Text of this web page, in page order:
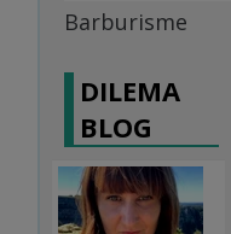
Barburisme
DILEMA
BLOG